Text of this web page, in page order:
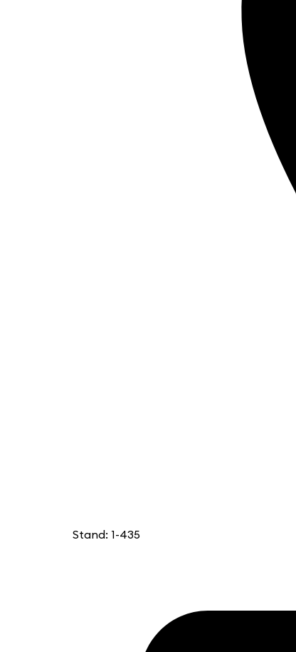
Stand: 1-435